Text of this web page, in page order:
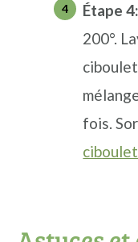
Étape 4:
200°.
fois.